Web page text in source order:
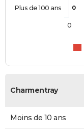
0
Plus de 100 ans
0
Charmentray
Moins de 10 ans